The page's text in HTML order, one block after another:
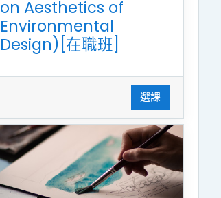
on Aesthetics of
Environmental
Design)[在職班]
選課